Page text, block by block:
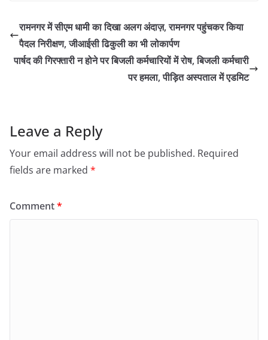
रामनगर में सीएम धामी का दिखा अलग अंदाज़, रामनगर पहुंचकर किया
पैदल निरीक्षण, जीआईसी ढिकुली का भी लोकार्पण
पार्षद की गिरफ्तारी न होने पर बिजली कर्मचारियों में रोष, बिजली कर्मचारी
पर हमला, पीड़ित अस्पताल में एडमिट
Leave a Reply
Your email address will not be published. Required
fields are marked *
Comment*